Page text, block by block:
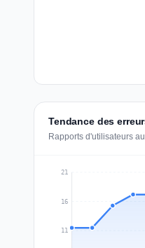
Tendance des
Rapports d'utilisateurs
11
16
21